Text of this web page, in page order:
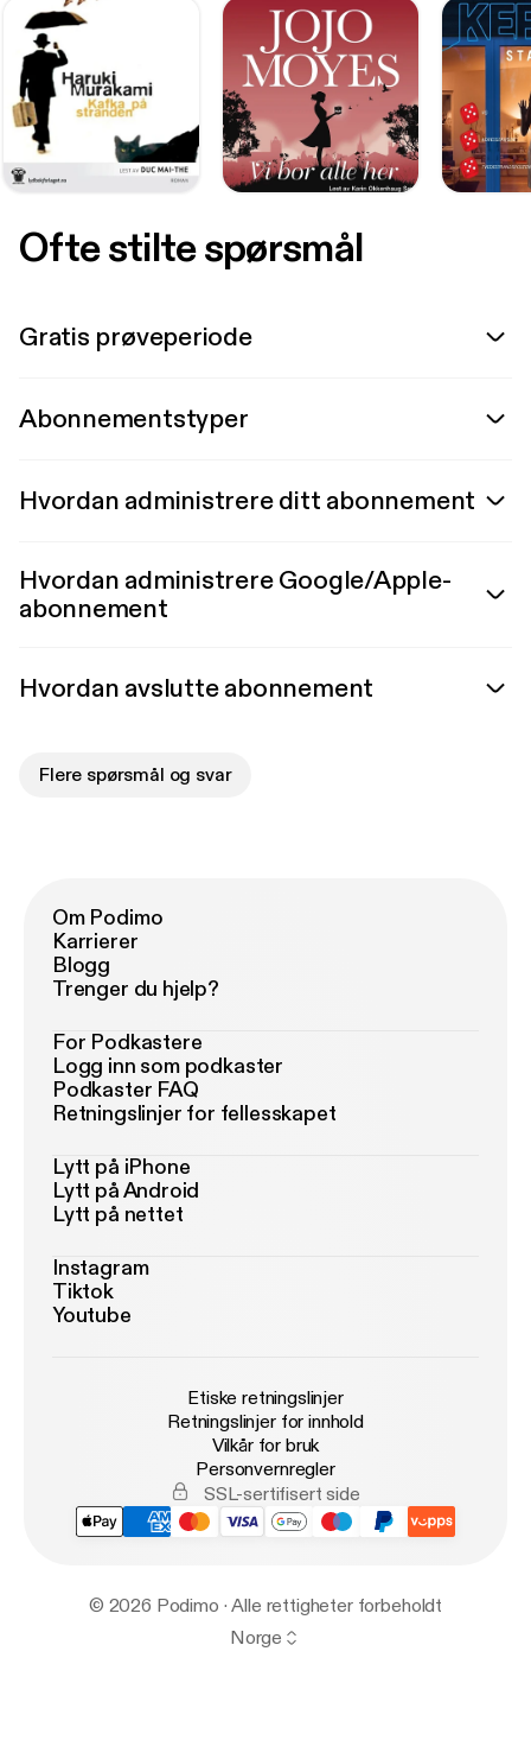
Ofte stilte spørsmål
Gratis prøveperiode
Abonnementstyper
Hvordan administrere ditt abonnement
Hvordan administrere Google/Apple-
abonnement
Hvordan avslutte abonnement
Flere spørsmål og svar
Om Podimo
Karrierer
Blogg
Trenger du hjelp?
For Podkastere
Logg inn som podkaster
Podkaster FAQ
Retningslinjer for fellesskapet
Lytt på iPhone
Lytt på Android
Lytt på nettet
Instagram
Tiktok
Youtube
Etiske retningslinjer
Retningslinjer for innhold
Vilkår for bruk
Personvernregler
SSL-sertifisert side
© 2026 Podimo · Alle rettigheter forbeholdt
Norge